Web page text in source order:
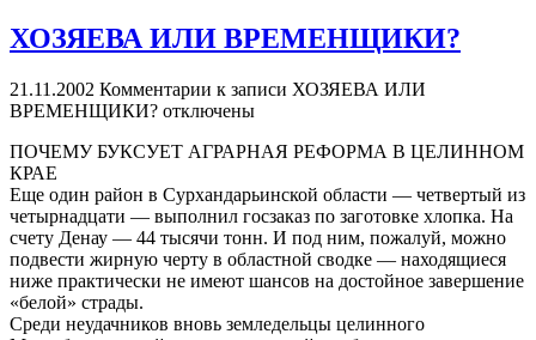
ХОЗЯЕВА ИЛИ ВРЕМЕНЩИКИ?
21.11.2002 Комментарии к записи ХОЗЯЕВА ИЛИ
ВРЕМЕНЩИКИ? отключены
ПОЧЕМУ БУКСУЕТ АГРАРНАЯ РЕФОРМА В ЦЕЛИННОМ
КРАЕ
Еще один район в Сурхандарьинской области — четвертый из
четырнадцати — выполнил госзаказ по заготовке хлопка. На
счету Денау — 44 тысячи тонн. И под ним, пожалуй, можно
подвести жирную черту в областной сводке — находящиеся
ниже практически не имеют шансов на достойное завершение
«белой» страды.
Среди неудачников вновь земледельцы целинного